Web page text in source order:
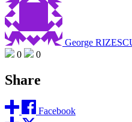
George
0
0
Share
Facebook